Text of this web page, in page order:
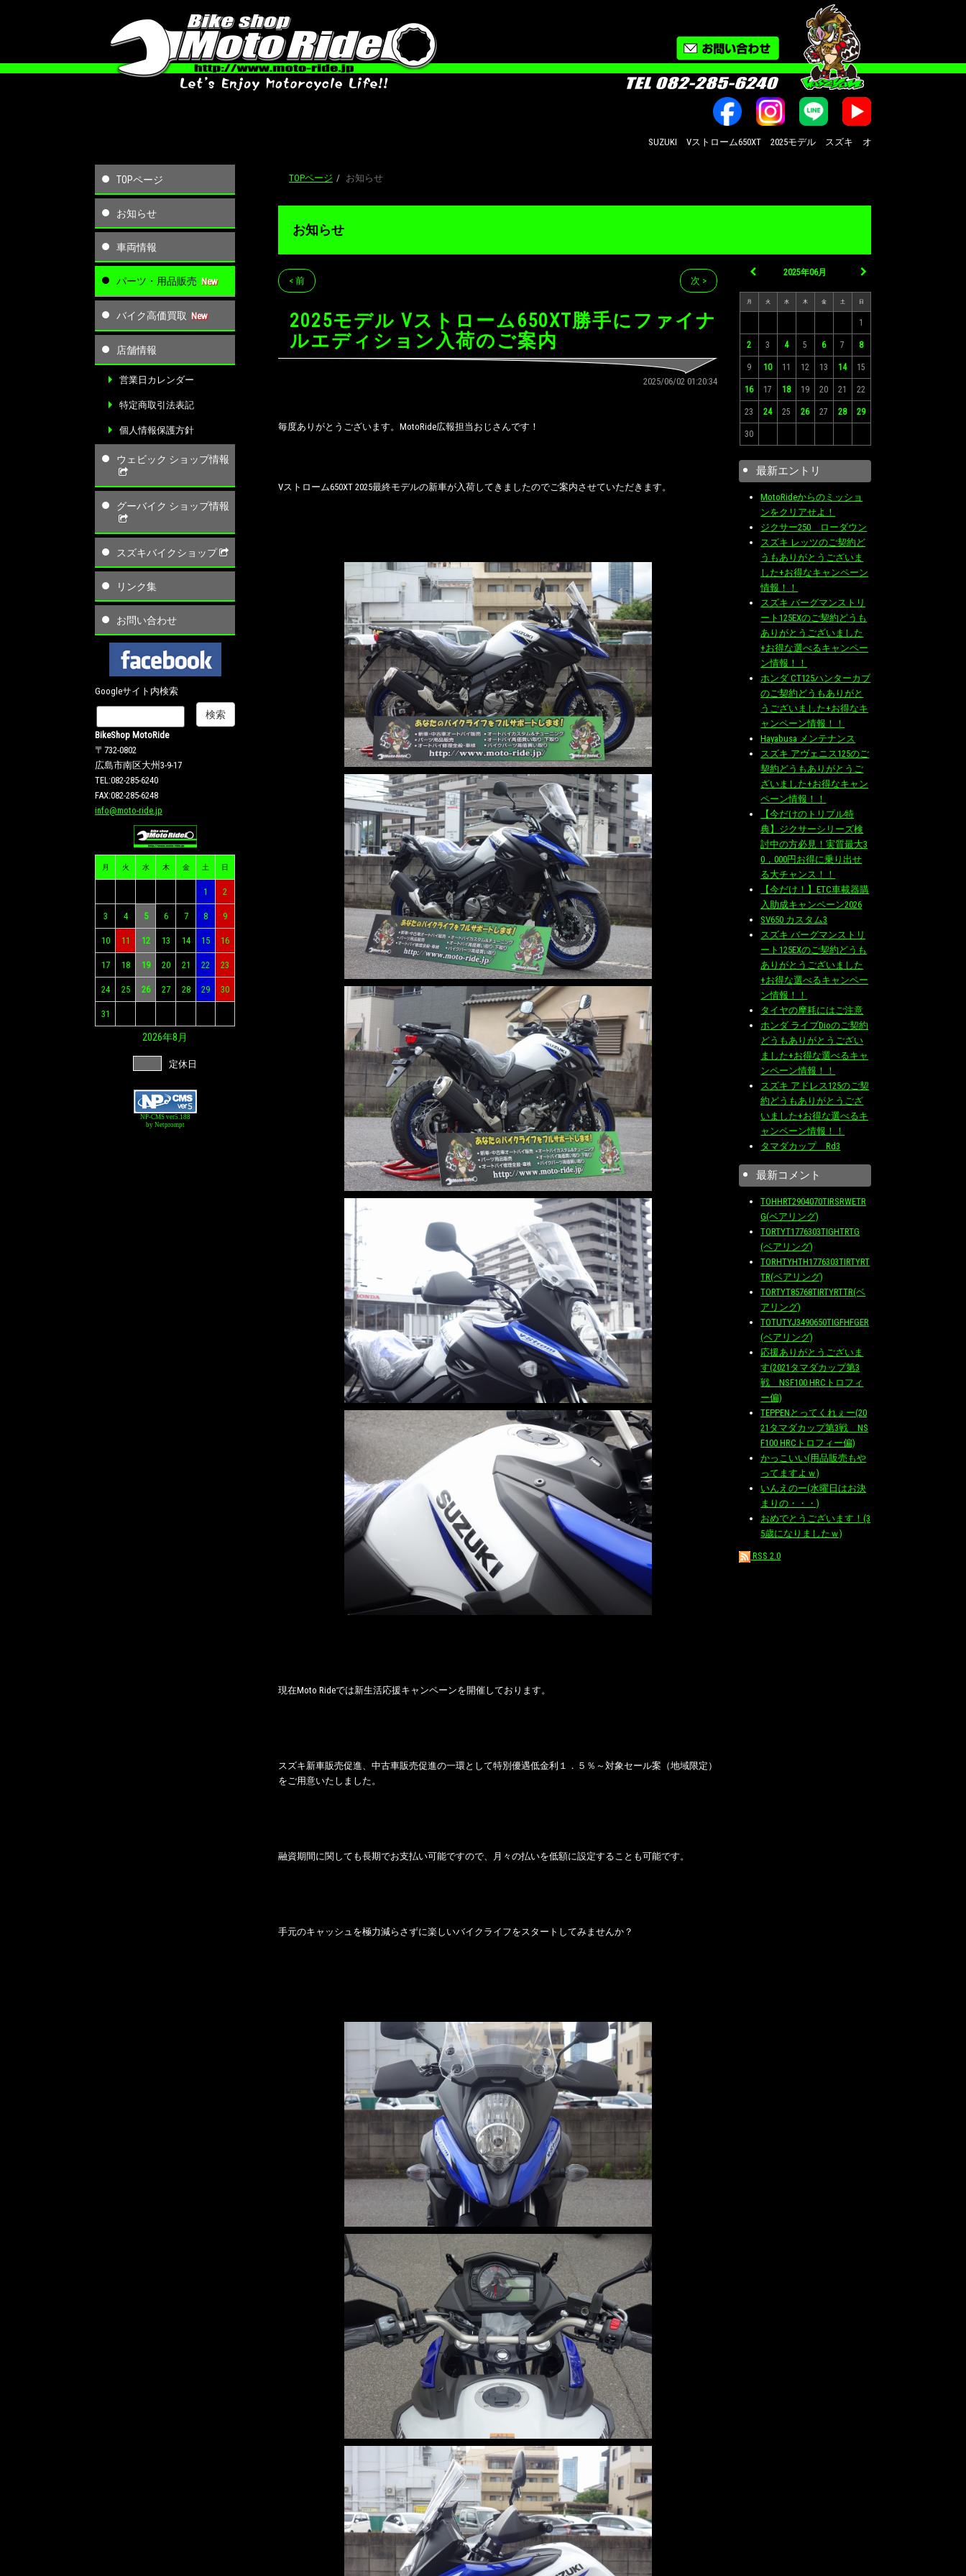
SUZUKI Vストローム650XT 2025モデル スズキ オートバイ修理・カスタム・新車中
TOPページ
お知らせ
車両情報
パーツ・用品販売
バイク高価買取
店舗情報
営業日カレンダー
特定商取引法表記
個人情報保護方針
ウェビック ショップ情報
グーバイク ショップ情報
スズキバイクショップ
リンク集
お問い合わせ
Googleサイト内検索
BikeShop MotoRide
〒732-0802
広島市南区大州3-9-17
TEL:082-285-6240
FAX:082-285-6248
info@moto-ride.jp
月 火 水 木 金 土 日
1 2
3 4 5 6 7 8 9
10 11 12 13 14 15 16
17 18 19 20 21 22 23
24 25 26 27 28 29 30
31
2026年8月
定休日
NP-CMS ver5.188
by Netprompt
TOPページ お知らせ
お知らせ
< 前 次 >
2025モデル Vストローム650XT勝手にファイナ
ルエディション入荷のご案内
2025/06/02 01:20:34
毎度ありがとうございます。MotoRide広報担当おじさんです！
Vストローム650XT 2025最終モデルの新車が入荷してきましたのでご案内させていただきます。
現在Moto Rideでは新生活応援キャンペーンを開催しております。
スズキ新車販売促進、中古車販売促進の一環として特別優遇低金利１．５％～対象セール案（地域限定）
をご用意いたしました。
融資期間に関しても長期でお支払い可能ですので、月々の払いを低額に設定することも可能です。
手元のキャッシュを極力減らさずに楽しいバイクライフをスタートしてみませんか？
2025年06月
月 火 水 木 金 土 日
1
2 3 4 5 6 7 8
9 10 11 12 13 14 15
16 17 18 19 20 21 22
23 24 25 26 27 28 29
30
最新エントリ
MotoRideからのミッショ
ンをクリアせよ！
ジクサー250 ローダウン
スズキ レッツのご契約ど
うもありがとうございま
した+お得なキャンペーン
情報！！
スズキ バーグマンストリ
ート125EXのご契約どうも
ありがとうございました
+お得な選べるキャンペー
ン情報！！
ホンダ CT125ハンターカブ
のご契約どうもありがと
うございました+お得なキ
ャンペーン情報！！
Hayabusa メンテナンス
スズキ アヴェニス125のご
契約どうもありがとうご
ざいました+お得なキャン
ペーン情報！！
【今だけのトリプル特
典】ジクサーシリーズ検
討中の方必見！実質最大3
0，000円お得に乗り出せ
る大チャンス！！
【今だけ！】ETC車載器購
入助成キャンペーン2026
SV650 カスタム3
スズキ バーグマンストリ
ート125EXのご契約どうも
ありがとうございました
+お得な選べるキャンペー
ン情報！！
タイヤの摩耗にはご注意
ホンダ ライブDioのご契約
どうもありがとうござい
ました+お得な選べるキャ
ンペーン情報！！
スズキ アドレス125のご契
約どうもありがとうござ
いました+お得な選べるキ
ャンペーン情報！！
タマダカップ Rd3
最新コメント
TOHHRT2904070TIRSRWETR
G(ベアリング)
TORTYT1776303TIGHTRTG
(ベアリング)
TORHTYHTH1776303TIRTYRT
TR(ベアリング)
TORTYT85768TIRTYRTTR(ベ
アリング)
TOTUTYJ3490650TIGFHFGER
(ベアリング)
応援ありがとうございま
す(2021タマダカップ第3
戦 NSF100 HRCトロフィ
ー偏)
TEPPENとってくれぇー(20
21タマダカップ第3戦 NS
F100 HRCトロフィー偏)
かっこいい(用品販売もや
ってますよｗ)
いんえのー(水曜日はお決
まりの・・・)
おめでとうございます！(3
5歳になりましたｗ)
RSS 2.0